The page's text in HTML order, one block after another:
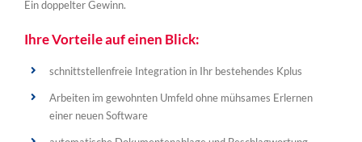
Ein doppelter Gewinn.
Ihre Vorteile auf einen Blick:
schnittstellenfreie Integration in Ihr bestehendes Kplus
Arbeiten im gewohnten Umfeld ohne mühsames Erlernen
einer neuen Software